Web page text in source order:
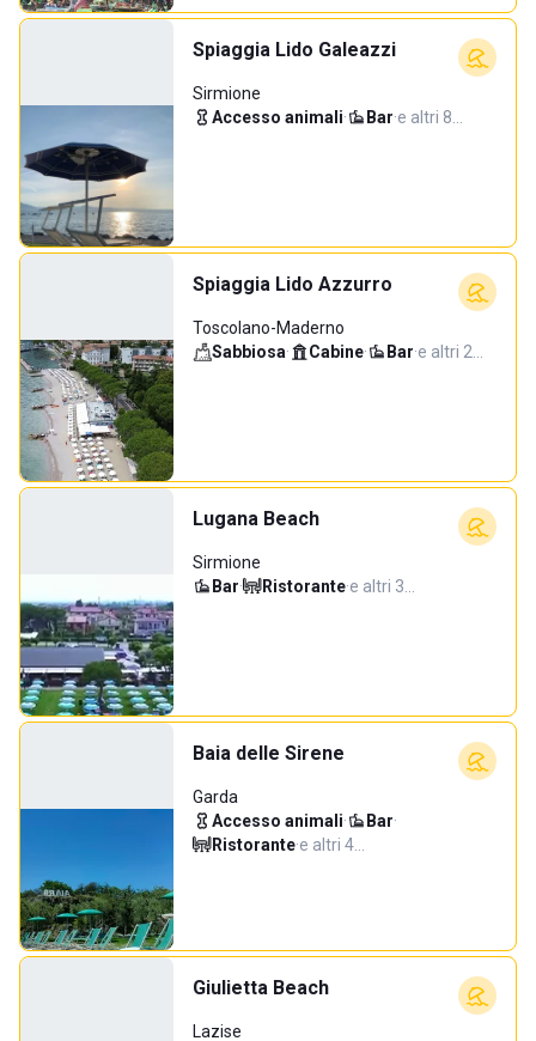
Spiaggia Lido Galeazzi
Sirmione
Accesso animali· Bar·e altri 8…
Spiaggia Lido Azzurro
Toscolano-Maderno
Sabbiosa· Cabine· Bar·e altri 2…
Lugana Beach
Sirmione
Bar· Ristorante·e altri 3…
Baia delle Sirene
Garda
Accesso animali· Bar·
Ristorante·e altri 4…
Giulietta Beach
Lazise